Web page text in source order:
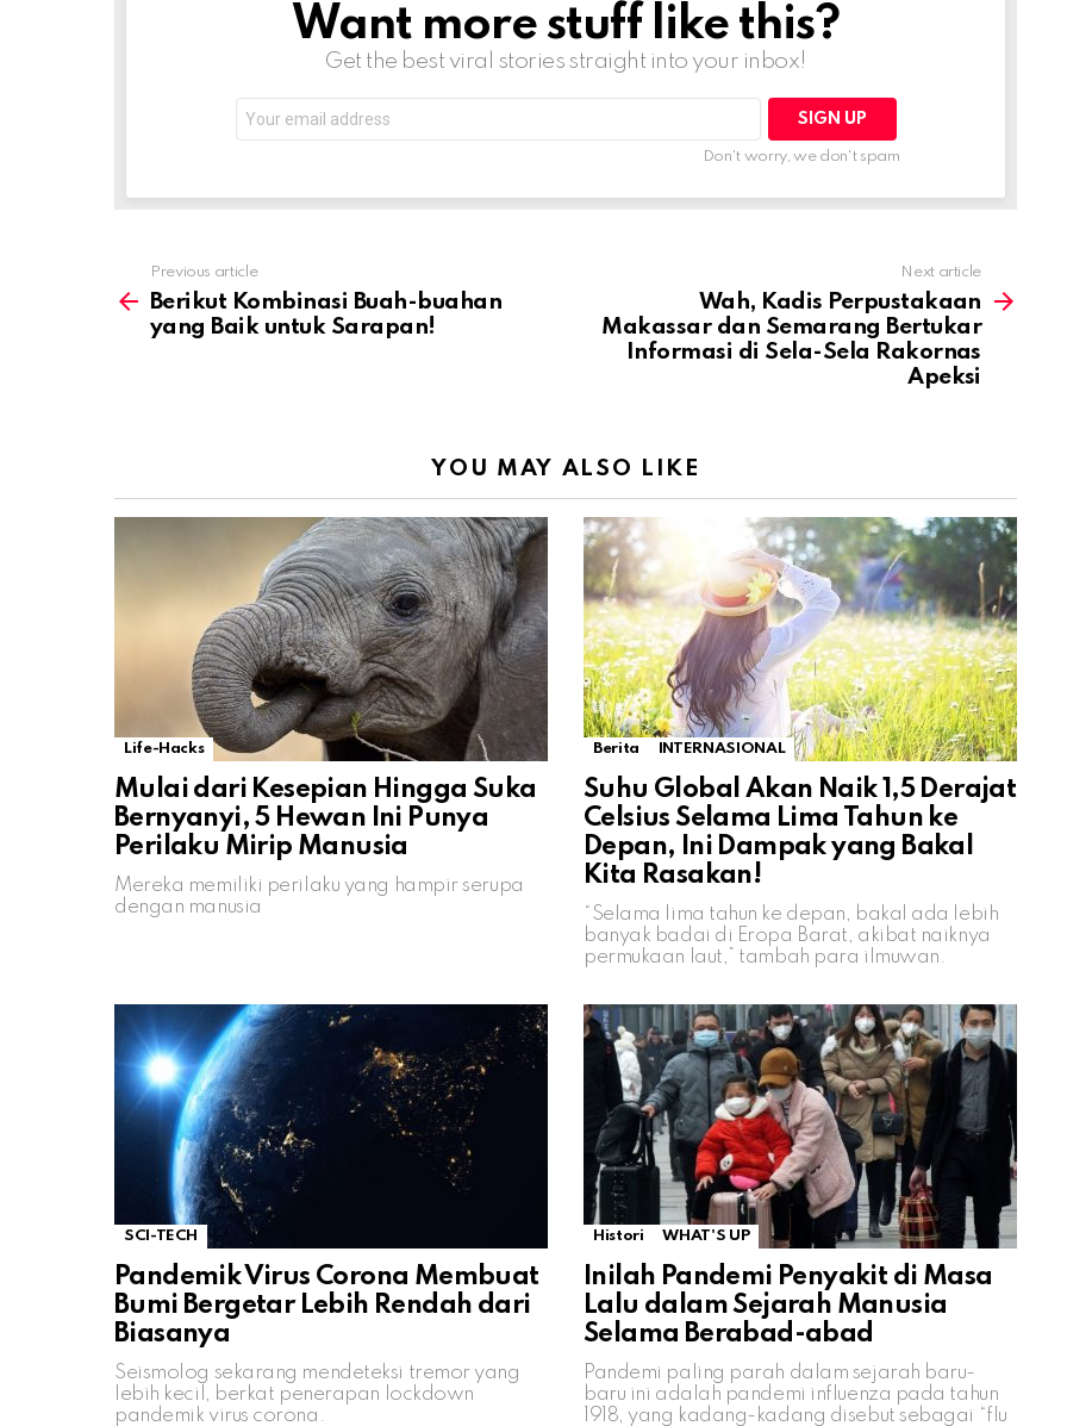
NEWSLETTERWant more stuff like this?
Get the best viral stories straight into your inbox!
address:
Don't worry, we don't spam
more
Previous article
Berikut Kombinasi Buah-buahan
yang Baik untuk Sarapan!
Next article
Wah, Kadis Perpustakaan
Makassar dan Semarang Bertukar
Informasi di Sela-Sela Rakornas
Apeksi
YOU MAY ALSO LIKE
Life-Hacks
Mulai dari Kesepian Hingga Suka
Bernyanyi, 5 Hewan Ini Punya
Perilaku Mirip Manusia
Mereka memiliki perilaku yang hampir serupa
dengan manusia
Berita INTERNASIONAL
Suhu Global Akan Naik 1,5 Derajat
Celsius Selama Lima Tahun ke
Depan, Ini Dampak yang Bakal
Kita Rasakan!
“Selama lima tahun ke depan, bakal ada lebih
banyak badai di Eropa Barat, akibat naiknya
permukaan laut,” tambah para ilmuwan.
SCI-TECH
Pandemik Virus Corona Membuat
Bumi Bergetar Lebih Rendah dari
Biasanya
Seismolog sekarang mendeteksi tremor yang
lebih kecil, berkat penerapan lockdown
pandemik virus corona.
Histori WHAT'S UP
Inilah Pandemi Penyakit di Masa
Lalu dalam Sejarah Manusia
Selama Berabad-abad
Pandemi paling parah dalam sejarah baru-
baru ini adalah pandemi influenza pada tahun
1918, yang kadang-kadang disebut sebagai “flu